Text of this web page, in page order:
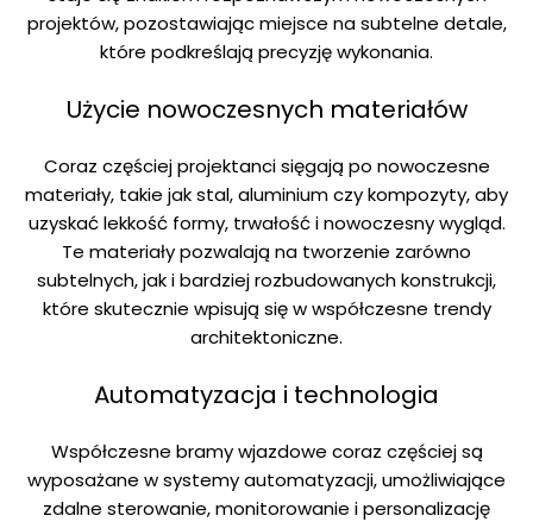
projektów, pozostawiając miejsce na subtelne detale,
które podkreślają precyzję wykonania.
Użycie nowoczesnych materiałów
Coraz częściej projektanci sięgają po nowoczesne
materiały, takie jak stal, aluminium czy kompozyty, aby
uzyskać lekkość formy, trwałość i nowoczesny wygląd.
Te materiały pozwalają na tworzenie zarówno
subtelnych, jak i bardziej rozbudowanych konstrukcji,
które skutecznie wpisują się w współczesne trendy
architektoniczne.
Automatyzacja i technologia
Współczesne bramy wjazdowe coraz częściej są
wyposażane w systemy automatyzacji, umożliwiające
zdalne sterowanie, monitorowanie i personalizację